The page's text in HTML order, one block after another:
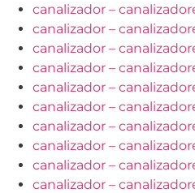
canalizador –
canalizador –
canalizador –
canalizador –
canalizador –
canalizador –
canalizador –
canalizador –
canalizador –
canalizador –